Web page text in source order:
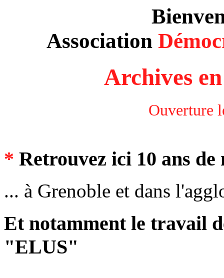
Association
Archives
Ouverture
* Retrouvez ici 10 ans de
... à Grenoble et dans
Et notamment le travail
"ELUS"